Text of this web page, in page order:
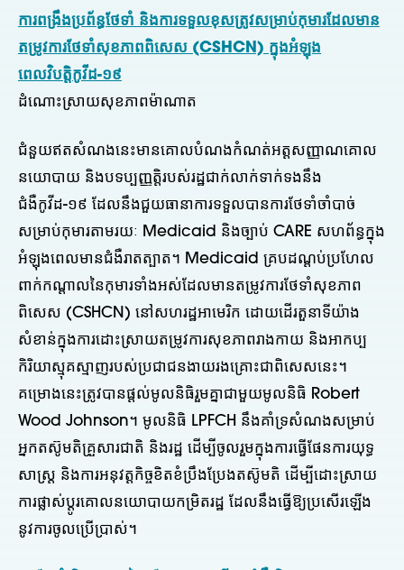
ការពង្រឹងប្រព័ន្ធថែទាំ និងការទទួលខុសត្រូវសម្រាប់កុមារដែលមាន
តម្រូវការថែទាំសុខភាពពិសេស (CSHCN) ក្នុងអំឡុង
ពេលវិបត្តិកូវីដ-១៩
ដំណោះស្រាយសុខភាពម៉ាណាត
ជំនួយឥតសំណងនេះមានគោលបំណងកំណត់អត្តសញ្ញាណគោល
នយោបាយ និងបទប្បញ្ញត្តិរបស់រដ្ឋជាក់លាក់ទាក់ទងនឹង
ជំងឺកូវីដ-១៩ ដែលនឹងជួយធានាការទទួលបានការថែទាំចាំបាច់
សម្រាប់កុមារតាមរយៈ Medicaid និងច្បាប់ CARE សហព័ន្ធក្នុង
អំឡុងពេលមានជំងឺរាតត្បាត។ Medicaid គ្របដណ្តប់ប្រហែល
ពាក់កណ្តាលនៃកុមារទាំងអស់ដែលមានតម្រូវការថែទាំសុខភាព
ពិសេស (CSHCN) នៅសហរដ្ឋអាមេរិក ដោយដើរតួនាទីយ៉ាង
សំខាន់ក្នុងការដោះស្រាយតម្រូវការសុខភាពរាងកាយ និងអាកប្ប
កិរិយាស្មុគស្មាញរបស់ប្រជាជនងាយរងគ្រោះជាពិសេសនេះ។
គម្រោងនេះត្រូវបានផ្តល់មូលនិធិរួមគ្នាជាមួយមូលនិធិ Robert
Wood Johnson។ មូលនិធិ LPFCH នឹងគាំទ្រសំណងសម្រាប់
អ្នកតស៊ូមតិគ្រួសារជាតិ និងរដ្ឋ ដើម្បីចូលរួមក្នុងការធ្វើផែនការយុទ្ធ
សាស្ត្រ និងការអនុវត្តកិច្ចខិតខំប្រឹងប្រែងតស៊ូមតិ ដើម្បីដោះស្រាយ
ការផ្លាស់ប្តូរគោលនយោបាយកម្រិតរដ្ឋ ដែលនឹងធ្វើឱ្យប្រសើរឡើង
នូវការចូលប្រើប្រាស់។